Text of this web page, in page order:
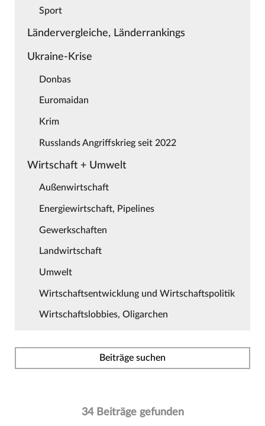
Sport
Ländervergleiche, Länderrankings
Ukraine-Krise
Donbas
Euromaidan
Krim
Russlands Angriffskrieg seit 2022
Wirtschaft + Umwelt
Außenwirtschaft
Energiewirtschaft, Pipelines
Gewerkschaften
Landwirtschaft
Umwelt
Wirtschaftsentwicklung und Wirtschaftspolitik
Wirtschaftslobbies, Oligarchen
Beiträge suchen
34 Beiträge gefunden